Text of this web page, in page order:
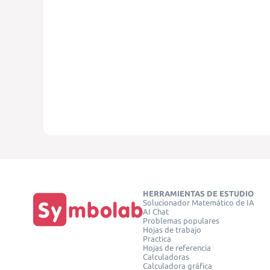
HERRAMIENTAS DE ESTUDIO
Solucionador Matemático de IA
AI Chat
Problemas populares
Hojas de trabajo
Practica
Hojas de referencia
Calculadoras
Calculadora gráfica